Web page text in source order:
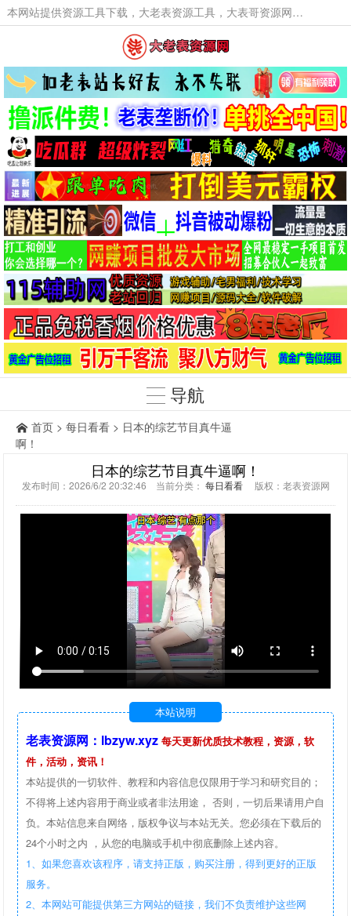
本网站提供资源工具下载，大老表资源工具，大表哥资源网软件工具，大老表资源下载，活动线报福利资源分享,活动线报，大型网游经典游戏，网络热门技术游戏辅助交流与分享。
导航
首页 > 每日看看 > 日本的综艺节目真牛逼
啊！
日本的综艺节目真牛逼啊！
发布时间：2026/6/2 20:32:46 当前分类： 每日看看版权：老表资源网
本站说明
老表资源网：lbzyw.xyz 每天更新优质技术教程，资源，软
件，活动，资讯！
本站提供的一切软件、教程和内容信息仅限用于学习和研究目的；
不得将上述内容用于商业或者非法用途， 否则，一切后果请用户自
负。本站信息来自网络，版权争议与本站无关。您必须在下载后的
24个小时之内 ，从您的电脑或手机中彻底删除上述内容。
1、如果您喜欢该程序，请支持正版，购买注册，得到更好的正版
服务。
2、本网站可能提供第三方网站的链接，我们不负责维护这些网